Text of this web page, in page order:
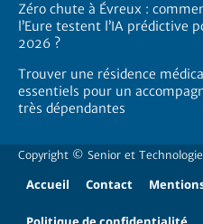
Zéro chute à Évreux :
l’Eure testent l’IA prédictive
2026 ?
Trouver une résidence
essentiels pour un
très dépendantes
Copyright © Senior et
Accueil Contact